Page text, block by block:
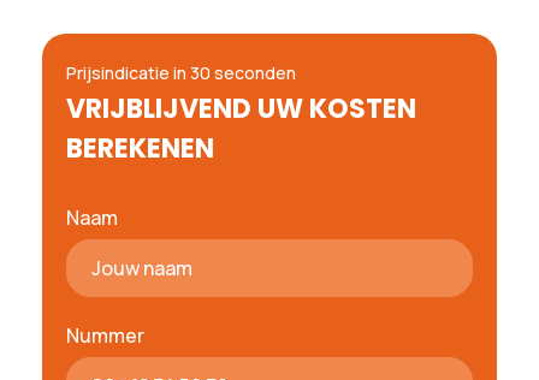
Prijsindicatie in 30 seconden
VRIJBLIJVEND UW KOSTEN
BEREKENEN
Naam
Nummer